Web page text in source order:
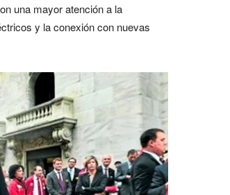
una mayor atención a la
y la conexión con nuevas